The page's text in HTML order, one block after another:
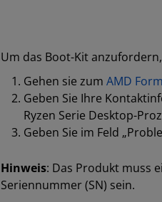
Um das Boot-Kit
Gehen sie zum AMD
Geben Sie Ihre
Ryzen Serie Desktop-
Geben Sie im Feld
Hinweis: Das Produkt muss
Seriennummer (SN) sein.